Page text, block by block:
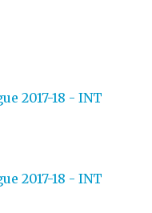
2017-18 - INT
2017-18 - INT